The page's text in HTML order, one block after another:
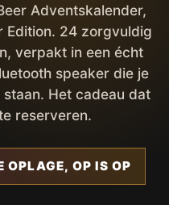
Adventskalender,
Edition. 24 zorgvuldig
verpakt in een écht
speaker die je
Het cadeau dat
reserveren.
OPLAGE, OP IS OP